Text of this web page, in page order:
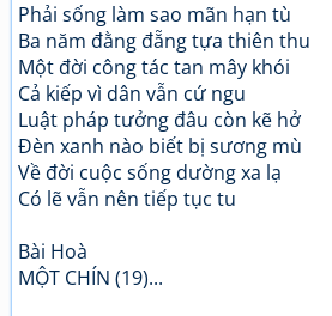
Phải sống làm sao mãn hạn tù
Ba năm đằng đẵng tựa thiên thu
Một đời công tác tan mây khói
Cả kiếp vì dân vẫn cứ ngu
Luật pháp tưởng đâu còn kẽ hở
Đèn xanh nào biết bị sương mù
Về đời cuộc sống dường xa lạ
Có lẽ vẫn nên tiếp tục tu
Bài Hoà
MỘT CHÍN (19)...